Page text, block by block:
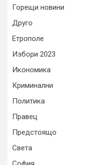
Горещи новини
Друго
Етрополе
Избори 2023
Икономика
Криминални
Политика
Правец
Предстоящо
Света